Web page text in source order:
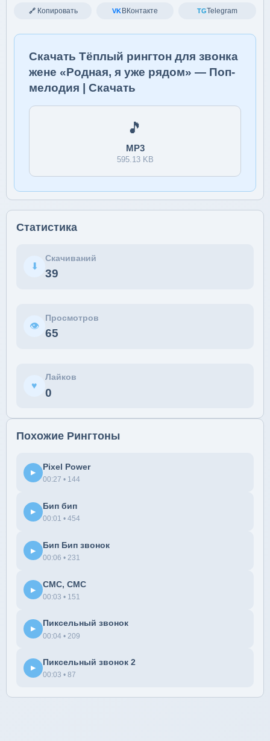
🔗 Копировать VK ВКонтакте TGTelegram
Скачать Тёплый рингтон для звонка
жене «Родная, я уже рядом» — Поп-
мелодия | Скачать
🎵
MP3
595.13 KB
Статистика
⬇
Скачиваний
39
👁
Просмотров
65
♥
Лайков
0
Похожие Рингтоны
▶
Pixel Power
00:27 • 144
▶
Бип бип
00:01 • 454
▶
Бип Бип звонок
00:06 • 231
▶
СМС, СМС
00:03 • 151
▶
Пиксельный звонок
00:04 • 209
▶
Пиксельный звонок 2
00:03 • 87